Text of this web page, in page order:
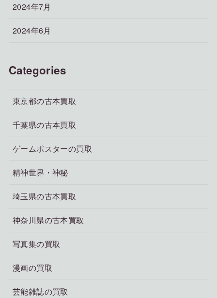
2024年7月
2024年6月
Categories
東京都の古本買取
千葉県の古本買取
ゲームポスターの買取
精神世界・神秘
埼玉県の古本買取
神奈川県の古本買取
写真集の買取
漫画の買取
芸能雑誌の買取